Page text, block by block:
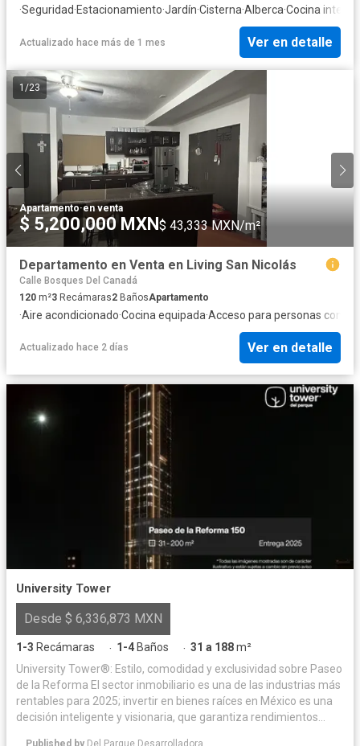
·Seguridad·Estacionamiento·Jardín·Cisterna·Alberca·Cocina
Actualizado hace más de 1 mes Ver en detalle
1/23
Apartamento·en venta
$ 5,200,000 MXN$ 43,333 MXN/m²
Departamento en Venta en Living San Nicolás
Calle Bosques Del Canadá
120 m²3 Recámaras2 BañosApartamento
·Aire acondicionado·Cocina equipada·Acceso para personas con
Actualizado hace 2 días Ver en detalle
University Tower
Desde $ 6,336,873 MXN
1-3 Recámaras · 1-4 Baños · 31 a 188m²
University Tower®: Estilo, comodidad y exclusividad sobre Paseo
de la Reforma El sector inmobiliario es una de las industrias más
rentables para 2025; invertir en bienes raíces en México es una
decisión inteligente y visionaria, que garantiza rendimientos